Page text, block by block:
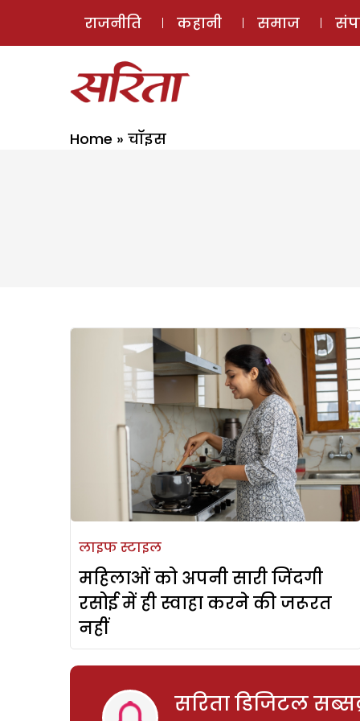
राजनीति कहानी समाज
Home » चॉइस
लाइफ स्टाइल
महिलाओं को अपनी सारी जिंदगी
रसोई में ही स्वाहा करने की जरूरत
नहीं
सरिता डिजिटल